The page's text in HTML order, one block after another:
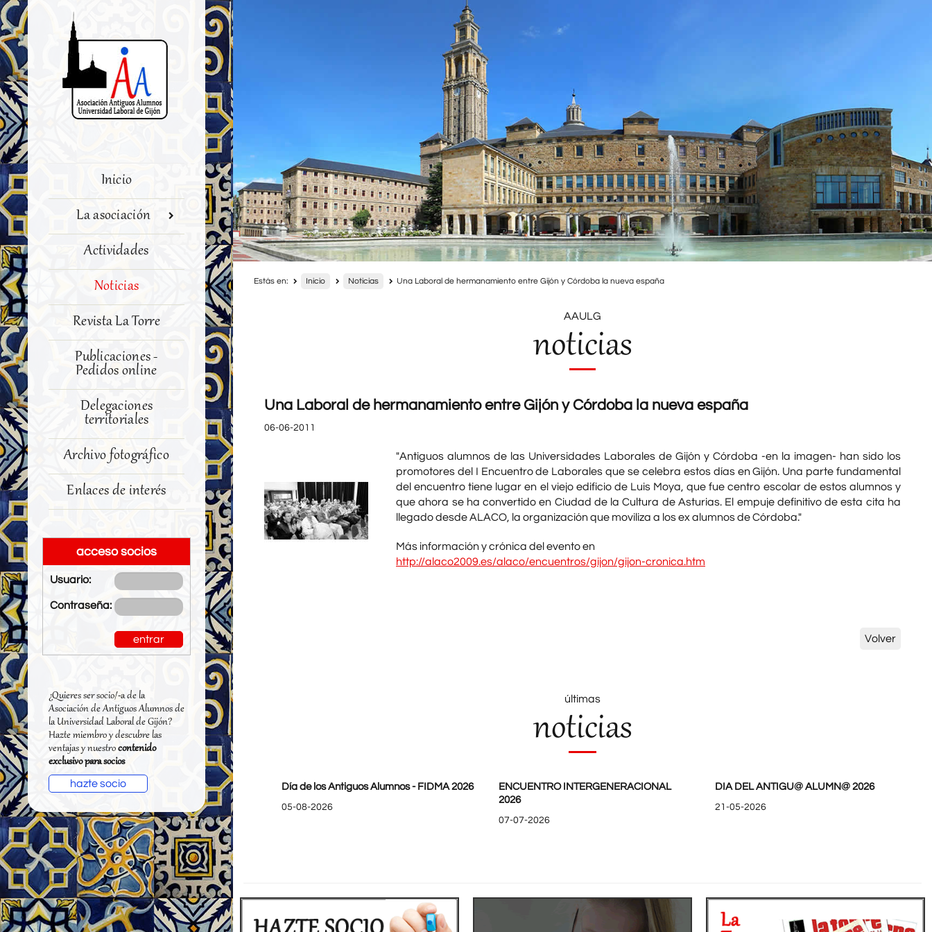
Inicio
La asociación
Actividades
Noticias
Revista La Torre
Publicaciones -
Pedidos online
Delegaciones
territoriales
Archivo fotográfico
Enlaces de interés
acceso socios
Usuario:
Contraseña:
entrar
¿Quieres ser socio/-a de la
Asociación de Antiguos Alumnos de
la Universidad Laboral de Gijón?
Hazte miembro y descubre las
ventajas y nuestrocontenido
exclusivo para socios
hazte socio
Estás en: Inicio Noticias Una Laboral de hermanamiento entre Gijón y Córdoba la nueva españa
AAULG
noticias
Una Laboral de hermanamiento entre Gijón y Córdoba la nueva españa
06-06-2011
"Antiguos alumnos de las Universidades Laborales de Gijón y Córdoba -en la imagen- han sido los
promotores del I Encuentro de Laborales que se celebra estos días en Gijón. Una parte fundamental
del encuentro tiene lugar en el viejo edificio de Luis Moya, que fue centro escolar de estos alumnos y
que ahora se ha convertido en Ciudad de la Cultura de Asturias. El empuje definitivo de esta cita ha
llegado desde ALACO, la organización que moviliza a los ex alumnos de Córdoba."
Más información y crónica del evento en
http://alaco2009.es/alaco/encuentros/gijon/gijon-cronica.htm
Volver
últimas
noticias
Día de los Antiguos Alumnos - FIDMA 2026
05-08-2026
ENCUENTRO INTERGENERACIONAL
2026
07-07-2026
DIA DEL ANTIGU@ ALUMN@ 2026
21-05-2026